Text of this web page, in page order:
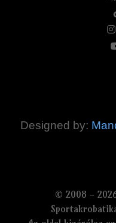
Designed by:
© 2008 -